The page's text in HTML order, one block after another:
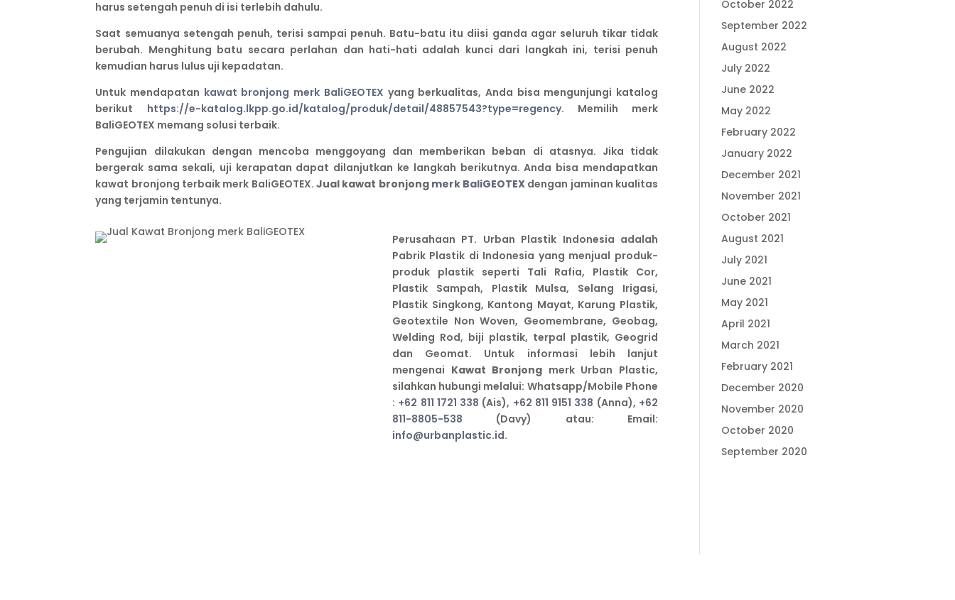
harus setengah penuh di isi terlebih dahulu.
Saat semuanya setengah penuh, terisi sampai penuh. Batu-batu itu diisi ganda agar seluruh tikar tidak
berubah. Menghitung batu secara perlahan dan hati-hati adalah kunci dari langkah ini, terisi penuh
kemudian harus lulus uji kepadatan.
Untuk mendapatan kawat bronjong merk BaliGEOTEX yang berkualitas, Anda bisa mengunjungi katalog
berikut https://e-katalog.lkpp.go.id/katalog/produk/detail/48857543?type=regency. Memilih merk
BaliGEOTEX memang solusi terbaik.
Pengujian dilakukan dengan mencoba menggoyang dan memberikan beban di atasnya. Jika tidak
bergerak sama sekali, uji kerapatan dapat dilanjutkan ke langkah berikutnya. Anda bisa mendapatkan
kawat bronjong terbaik merk BaliGEOTEX. Jual kawat bronjong merk BaliGEOTEX dengan jaminan kualitas
yang terjamin tentunya.
Perusahaan PT. Urban Plastik Indonesia adalah
Pabrik Plastik di Indonesia yang menjual produk-
produk plastik seperti Tali Rafia, Plastik Cor,
Plastik Sampah, Plastik Mulsa, Selang Irigasi,
Plastik Singkong, Kantong Mayat, Karung Plastik,
Geotextile Non Woven, Geomembrane, Geobag,
Welding Rod, biji plastik, terpal plastik, Geogrid
dan Geomat. Untuk informasi lebih lanjut
mengenai Kawat Bronjong merk Urban Plastic,
silahkan hubungi melalui: Whatsapp/Mobile Phone
: +62 811 1721 338 (Ais), +62 811 9151 338 (Anna), +62
811-8805-538 (Davy) atau: Email:
info@urbanplastic.id.
October 2022
September 2022
August 2022
July 2022
June 2022
May 2022
February 2022
January 2022
December 2021
November 2021
October 2021
August 2021
July 2021
June 2021
May 2021
April 2021
March 2021
February 2021
December 2020
November 2020
October 2020
September 2020